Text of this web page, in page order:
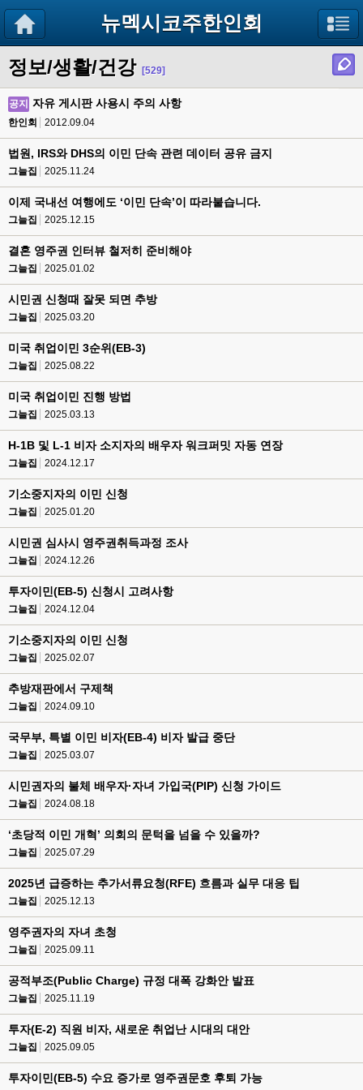
뉴멕시코주한인회
정보/생활/건강 [529]
공지 자유 게시판 사용시 주의 사항
한인회 2012.09.04
법원, IRS와 DHS의 이민 단속 관련 데이터 공유 금지
그늘집 2025.11.24
이제 국내선 여행에도 ‘이민 단속’이 따라붙습니다.
그늘집 2025.12.15
결혼 영주권 인터뷰 철저히 준비해야
그늘집 2025.01.02
시민권 신청때 잘못 되면 추방
그늘집 2025.03.20
미국 취업이민 3순위(EB-3)
그늘집 2025.08.22
미국 취업이민 진행 방법
그늘집 2025.03.13
H-1B 및 L-1 비자 소지자의 배우자 워크퍼밋 자동 연장
그늘집 2024.12.17
기소중지자의 이민 신청
그늘집 2025.01.20
시민권 심사시 영주권취득과정 조사
그늘집 2024.12.26
투자이민(EB-5) 신청시 고려사항
그늘집 2024.12.04
기소중지자의 이민 신청
그늘집 2025.02.07
추방재판에서 구제책
그늘집 2024.09.10
국무부, 특별 이민 비자(EB-4) 비자 발급 중단
그늘집 2025.03.07
시민권자의 불체 배우자·자녀 가입국(PIP) 신청 가이드
그늘집 2024.08.18
‘초당적 이민 개혁’ 의회의 문턱을 넘을 수 있을까?
그늘집 2025.07.29
2025년 급증하는 추가서류요청(RFE) 흐름과 실무 대응 팁
그늘집 2025.12.13
영주권자의 자녀 초청
그늘집 2025.09.11
공적부조(Public Charge) 규정 대폭 강화안 발표
그늘집 2025.11.19
투자(E-2) 직원 비자, 새로운 취업난 시대의 대안
그늘집 2025.09.05
투자이민(EB-5) 수요 증가로 영주권문호 후퇴 가능